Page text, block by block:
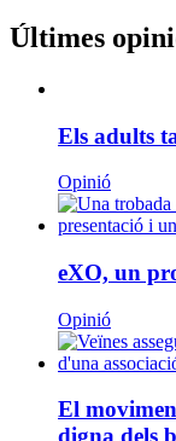
Últimes
Els adults
Opinió
eXO, un
Opinió
El